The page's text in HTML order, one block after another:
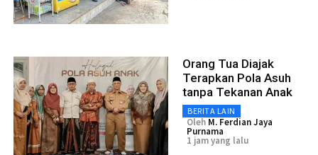
Orang Tua Diajak
Terapkan Pola Asuh
tanpa Tekanan Anak
BERITA LAIN
Oleh M. Ferdian Jaya
Purnama
1 jam yang lalu